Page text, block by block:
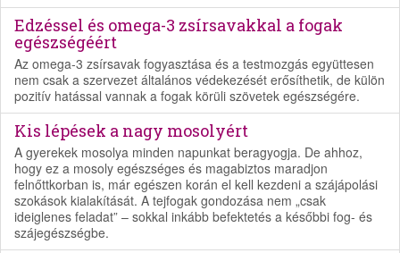
Edzéssel és omega-3 zsírsavakkal a fogak
egészségéért
Az omega-3 zsírsavak fogyasztása és a testmozgás együttesen
nem csak a szervezet általános védekezését erősíthetik, de külön
pozitív hatással vannak a fogak körüli szövetek egészségére.
Kis lépések a nagy mosolyért
A gyerekek mosolya minden napunkat beragyogja. De ahhoz,
hogy ez a mosoly egészséges és magabiztos maradjon
felnőttkorban is, már egészen korán el kell kezdeni a szájápolási
szokások kialakítását. A tejfogak gondozása nem „csak
ideiglenes feladat” – sokkal inkább befektetés a későbbi fog- és
szájegészségbe.